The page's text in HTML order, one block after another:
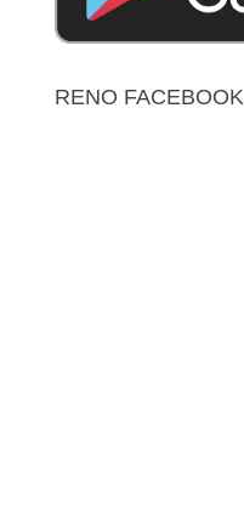
RENO FACEBOOK